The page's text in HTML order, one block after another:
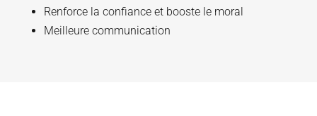
Renforce la confiance et booste le moral
Meilleure communication